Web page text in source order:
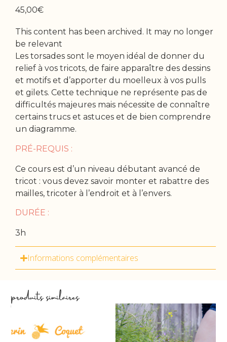
45,00€
This content has been archived. It may no longer
be relevant
Les torsades sont le moyen idéal de donner du
relief à vos tricots, de faire apparaître des dessins
et motifs et d’apporter du moelleux à vos pulls
et gilets. Cette technique ne représente pas de
difficultés majeures mais nécessite de connaître
certains trucs et astuces et de bien comprendre
un diagramme.
PRÉ-REQUIS :
Ce cours est d’un niveau débutant avancé de
tricot : vous devez savoir monter et rabattre des
mailles, tricoter à l’endroit et à l’envers.
DURÉE :
3h
Informations complémentaires
produits similaires